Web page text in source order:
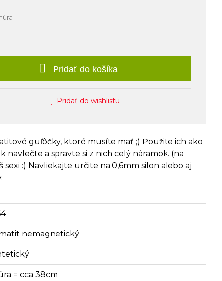
Pridať do košíka
Pridať do wishlistu
guľôčky, ktoré musíte mať ;) Použite ich ako
navlečte a spravte si z nich celý náramok. (na
:) Navliekajte určite na 0,6mm silon alebo aj
nemagnetický
= cca 38cm